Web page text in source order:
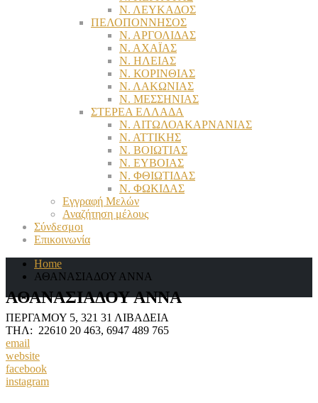
Ν. ΛΕΥΚΑΔΟΣ
ΠΕΛΟΠΟΝΝΗΣΟΣ
Ν. ΑΡΓΟΛΙΔΑΣ
Ν. ΑΧΑΪΑΣ
Ν. ΗΛΕΙΑΣ
Ν. ΚΟΡΙΝΘΙΑΣ
Ν. ΛΑΚΩΝΙΑΣ
Ν. ΜΕΣΣΗΝΙΑΣ
ΣΤΕΡΕΑ ΕΛΛΑΔΑ
Ν. ΑΙΤΩΛΟΑΚΑΡΝΑΝΙΑΣ
Ν. ΑΤΤΙΚΗΣ
Ν. ΒΟΙΩΤΙΑΣ
Ν. ΕΥΒΟΙΑΣ
Ν. ΦΘΙΩΤΙΔΑΣ
Ν. ΦΩΚΙΔΑΣ
Εγγραφή Μελών
Αναζήτηση μέλους
Σύνδεσμοι
Επικοινωνία
Home
ΑΘΑΝΑΣΙΑΔΟΥ ΑΝΝΑ
ΑΘΑΝΑΣΙΑΔΟΥ ΑΝΝΑ
ΠΕΡΓΑΜΟΥ 5, 321 31 ΛΙΒΑΔΕΙΑ
ΤΗΛ: 22610 20 463, 6947 489 765
email
website
facebook
instagram